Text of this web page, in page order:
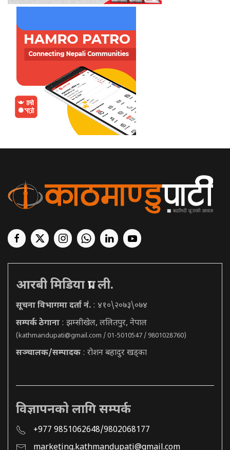
आरबी मिडिया प्रा. ली.
सूचना विभागमा दर्ता नं. : ४१०\२०७३\०७४
सम्पर्क ठेगाना : झम्सीखेल, ललितपुर, नेपाल
(kathmandupati@gmail.com / 01-5010547 / 9801028760)
सञ्चालक/सम्पादक : रोशन बहादुर खड्का
विज्ञापनको लागि सम्पर्क
+977 9851062648/9802068177
marketing.kathmandupati@gmail.com